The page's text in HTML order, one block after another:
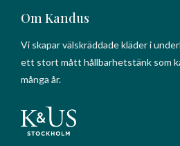
Om Kandus
Vi skapar välskräddade kläder i
ett stort mått hållbarhetstänk som
många år.